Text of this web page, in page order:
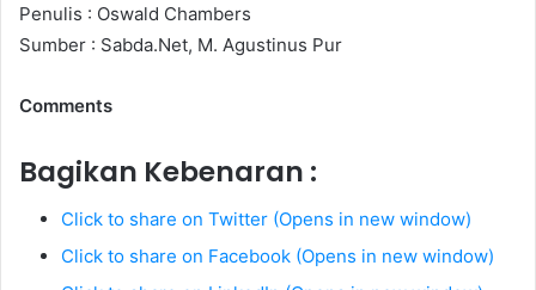
Penulis : Oswald Chambers
Sumber : Sabda.Net, M. Agustinus Pur
Comments
Bagikan Kebenaran :
Click to share on Twitter (Opens in new window)
Click to share on Facebook (Opens in new window)